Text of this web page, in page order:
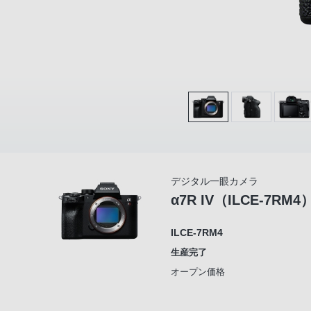
デジタル一眼カメラ
α7R IV（ILCE-7RM4
ILCE-7RM4
生産完了
オープン価格